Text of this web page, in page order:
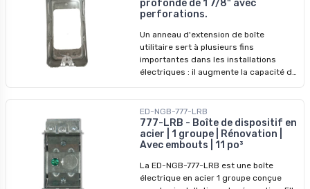
Dimensions : H 4 po, L 2-1/8 po, P 1-7/8
po - Volume : 14 po cu - Débouchures : 8
Installation : Spécifiquement conçu
pour être installé sur une autre boîte
pour l'extension - Pas de pince
profonde de 1 7/8" avec
perforations.
Un anneau d'extension de boîte
utilitaire sert à plusieurs fins
importantes dans les installations
électriques : il augmente la capacité de
code. Principales caractéristiques: -
Matériau : Acier - Dimensions : H 4 po, L
2-3/8 po, P 1-7/8 po - Volume : 16,5 po
cu - Débouchures : 8 débouchures pour
conçu pour une installation sur un autre
boitier pour extension - Pas de pince
ED-NGB-777-LRB
777-LRB - Boîte de dispositif en
acier | 1 groupe | Rénovation |
Avec embouts | 11 po³
La ED-NGB-777-LRB est une boîte
électrique en acier 1 groupe conçue